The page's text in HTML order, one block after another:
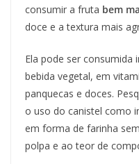
consumir a fruta bem
doce e a textura mais
Ela pode ser consumida
bebida vegetal, em
panquecas e doces.
o uso do canistel como
em forma de farinha
polpa e ao teor de